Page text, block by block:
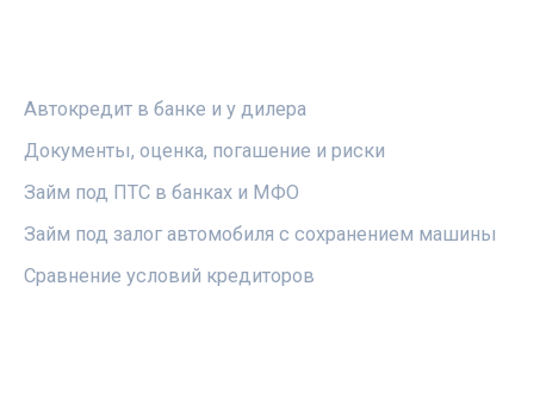
Автокредит в банке и у дилера
Документы, оценка, погашение и риски
Займ под ПТС в банках и МФО
Займ под залог автомобиля с сохранением машины
Сравнение условий кредиторов